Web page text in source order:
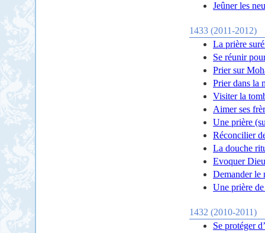
Jeûner les
1433 (2011-2012)
La prière
Se réunir
Prier sur
Prier dans la
Visiter la
Aimer ses
Une prière
Réconcilier
La douche
Evoquer Dieu
Demander le
Une prière
1432 (2010-2011)
Se protéger